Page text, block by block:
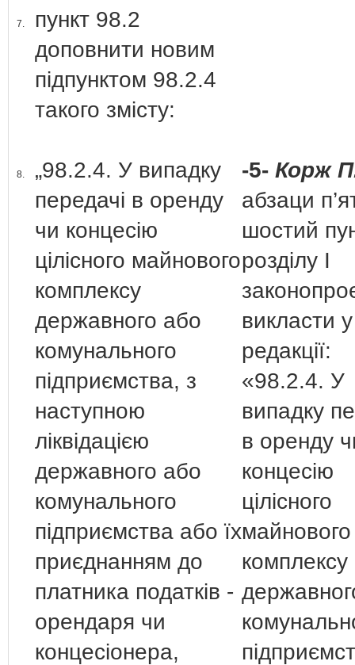
7.
пункт 98.2
доповнити новим
підпунктом 98.2.4
такого змісту:
8.
„98.2.4. У випадку
передачі в оренду
чи концесію
цілісного майнового
комплексу
державного або
комунального
підприємства, з
наступною
ліквідацією
державного або
комунального
підприємства або їх
приєднанням до
платника податків -
орендаря чи
концесіонера,
-5- Корж
абзаци
шостий
розділу І
викласти у
редакції:
«98.2.4. У
випадку
в оренду
концесію
цілісного
майнового
комплексу